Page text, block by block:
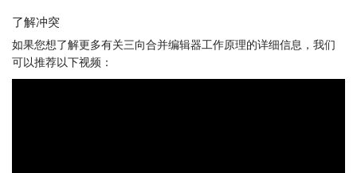
了解冲突
如果您想了解更多有关三向合并编辑器工作原理的详细信息，我们
可以推荐以下视频：